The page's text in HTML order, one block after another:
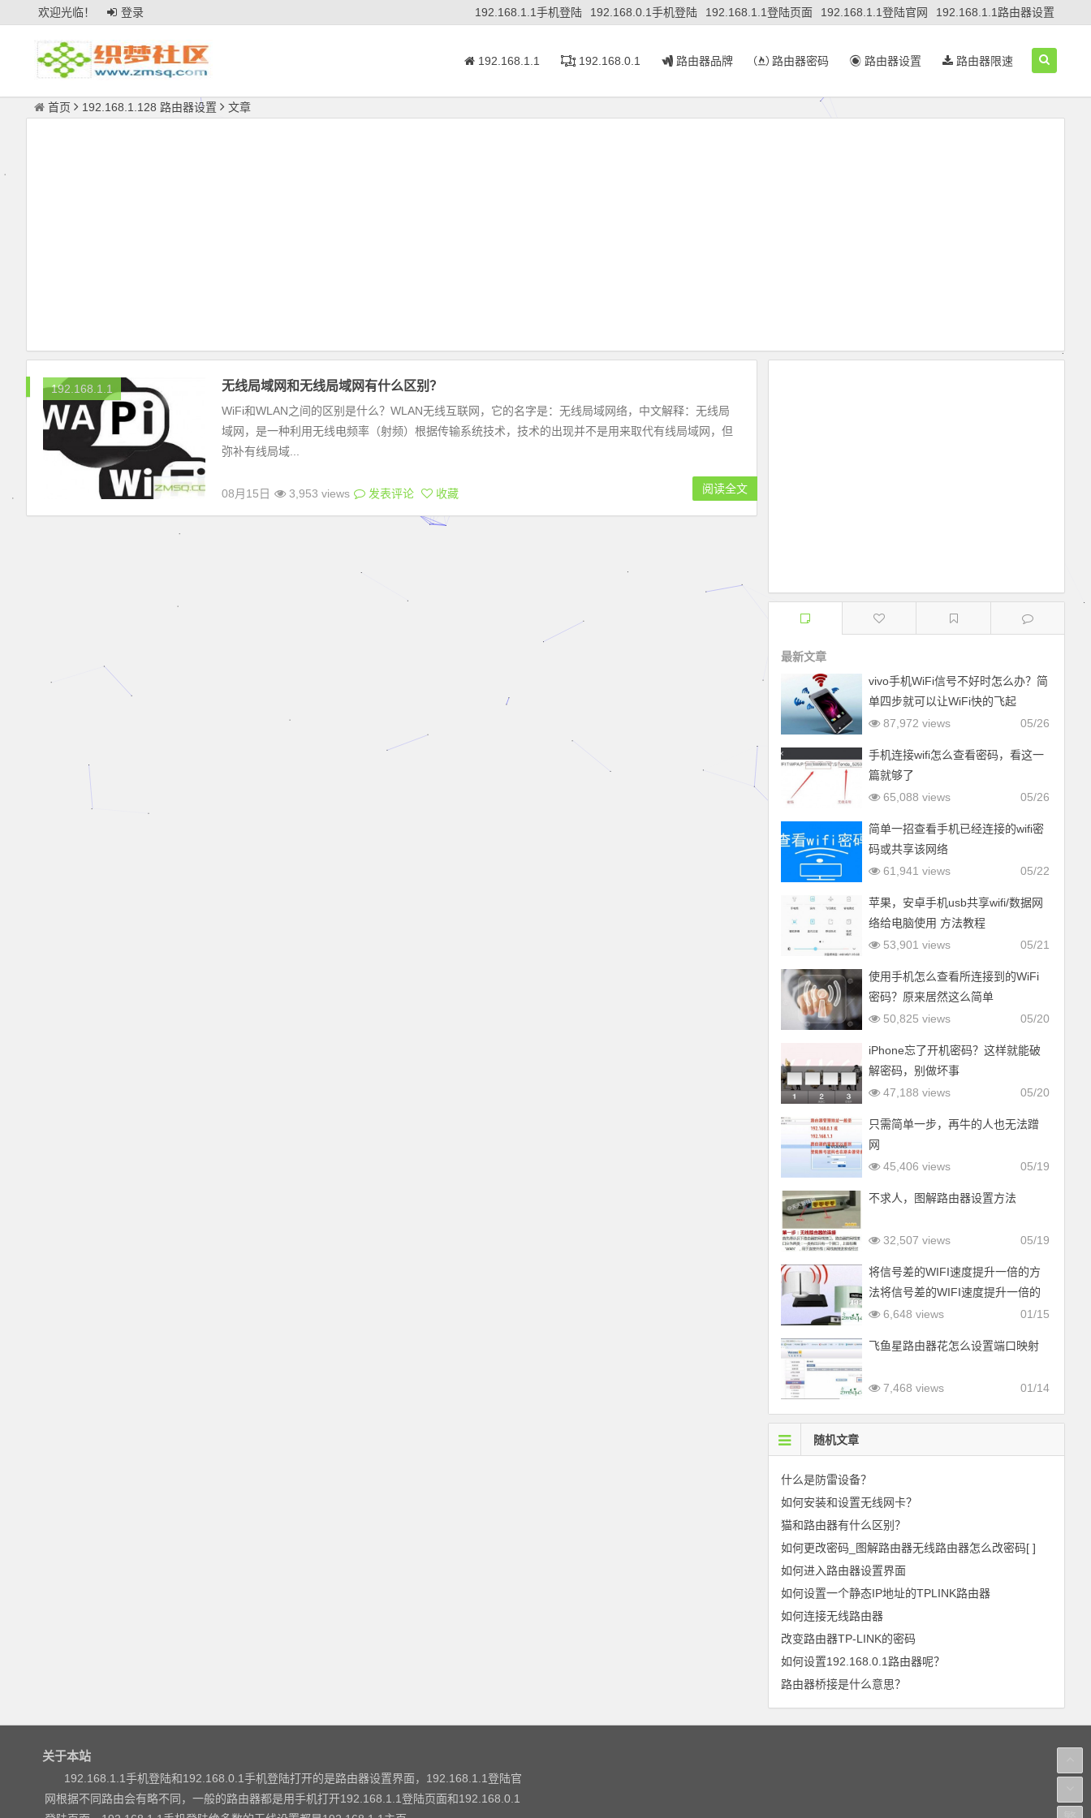
欢迎光临！ 登录 192.168.1.1手机登陆 192.168.0.1手机登陆 192.168.1.1登陆页面 192.168.1.1登陆官网 192.168.1.1路由器设置
192.168.1.1 192.168.0.1 路由器品牌 路由器密码 路由器设置 路由器限速
首页 192.168.1.128 路由器设置 文章
192.168.1.1 无线局域网和无线局域网有什么区别？
WiFi和WLAN之间的区别是什么？WLAN无线互联网，它的名字是：无线局域网络，中文解释：无线局
域网，是一种利用无线电频率（射频）根据传输系统技术，技术的出现并不是用来取代有线局域网，但
弥补有线局域...
08月15日 3,953 views 发表评论 收藏 阅读全文
最新文章
vivo手机WiFi信号不好时怎么办？简
单四步就可以让WiFi快的飞起
05/26
87,972 views
手机连接wifi怎么查看密码，看这一
篇就够了
05/26
65,088 views
简单一招查看手机已经连接的wifi密
码或共享该网络
05/22
61,941 views
苹果，安卓手机usb共享wifi/数据网
络给电脑使用 方法教程
05/21
53,901 views
使用手机怎么查看所连接到的WiFi
密码？原来居然这么简单
05/20
50,825 views
iPhone忘了开机密码？这样就能破
解密码，别做坏事
05/20
47,188 views
只需简单一步，再牛的人也无法蹭
网
05/19
45,406 views
不求人，图解路由器设置方法
05/19
32,507 views
将信号差的WIFI速度提升一倍的方
法将信号差的WIFI速度提升一倍的
方法
01/15
6,648 views
飞鱼星路由器花怎么设置端口映射
01/14
7,468 views
随机文章
什么是防雷设备？
如何安装和设置无线网卡？
猫和路由器有什么区别？
如何更改密码_图解路由器无线路由器怎么改密码[ ]
如何进入路由器设置界面
如何设置一个静态IP地址的TPLINK路由器
如何连接无线路由器
改变路由器TP-LINK的密码
如何设置192.168.0.1路由器呢？
路由器桥接是什么意思？
关于本站
192.168.1.1手机登陆和192.168.0.1手机登陆打开的是路由器设置界面，192.168.1.1登陆官
网根据不同路由会有略不同，一般的路由器都是用手机打开192.168.1.1登陆页面和192.168.0.1